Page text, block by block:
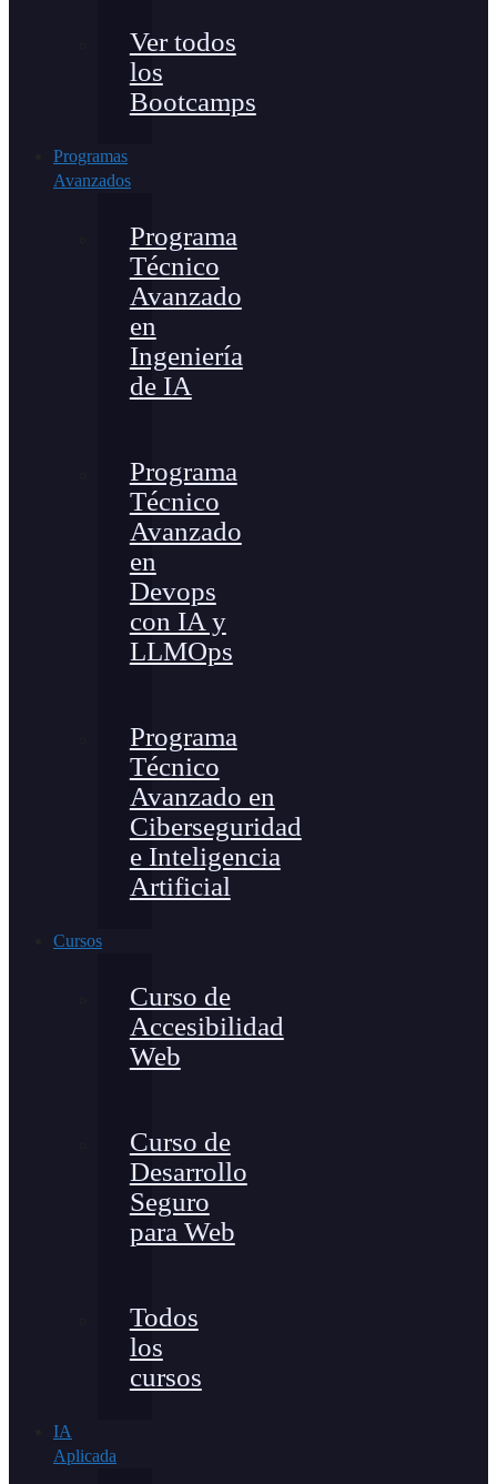
Ver todos
los
Bootcamps
Programas
Avanzados
Programa
Técnico
Avanzado
en
Ingeniería
de IA
Programa
Técnico
Avanzado
en
Devops
con IA y
LLMOps
Programa
Técnico
Avanzado en
Ciberseguridad
e Inteligencia
Artificial
Cursos
Curso de
Accesibilidad
Web
Curso de
Desarrollo
Seguro
para Web
Todos
los
cursos
IA
Aplicada